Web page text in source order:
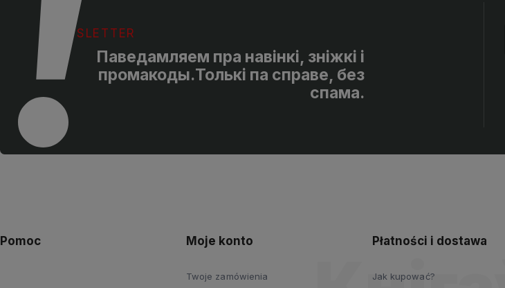
NEWSLETTER
Паведамляем пра навінкі, зніжкі і
промакоды.Толькі па справе, без
спама.
Pomoc Moje konto
Twoje zamówienia
Płatności i dostawa
Jak kupować?